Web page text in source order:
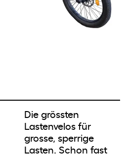
Die grössten
Lastenvelos für
grosse, sperrige
Lasten. Schon fast